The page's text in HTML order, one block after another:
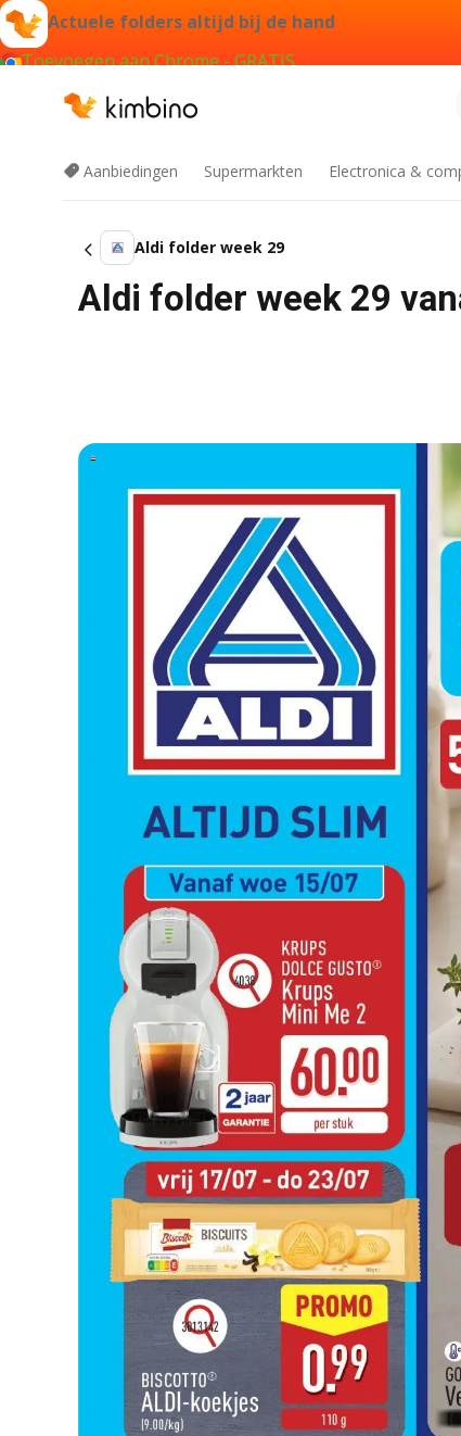
Actuele folders altijd bij de hand
Toevoegen aan Chrome - GRATIS
Aanbiedingen Supermarkten Electronica &
Aldi folder week 29
Aldi folder week 29